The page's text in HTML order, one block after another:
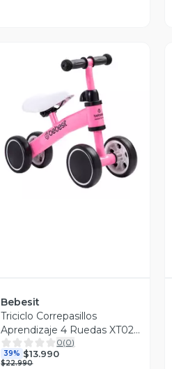
Vista Previa
Bebesit
Triciclo Correpasillos
Aprendizaje 4 Ruedas XT02
Rosa Bebesit
0(0)
39% $13.990
$22.990